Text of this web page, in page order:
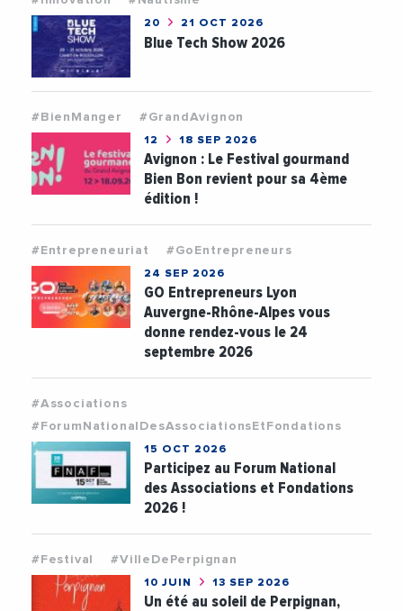
20 21 OCT 2026
Blue Tech Show 2026
#BienManger #GrandAvignon
12 18 SEP 2026
Avignon : Le Festival gourmand
Bien Bon revient pour sa 4ème
édition !
#Entrepreneuriat #GoEntrepreneurs
24 SEP 2026
GO Entrepreneurs Lyon
Auvergne-Rhône-Alpes vous
donne rendez-vous le 24
septembre 2026
#Associations
#ForumNationalDesAssociationsEtFondations
15 OCT 2026
Participez au Forum National
des Associations et Fondations
2026 !
#Festival #VilleDePerpignan
10 JUIN 13 SEP 2026
Un été au soleil de Perpignan,